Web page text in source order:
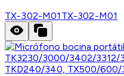
TX-302-M01 TX-302-M01